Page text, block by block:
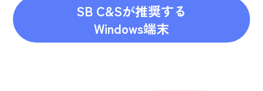
SB C&Sが推奨する
Windows端末